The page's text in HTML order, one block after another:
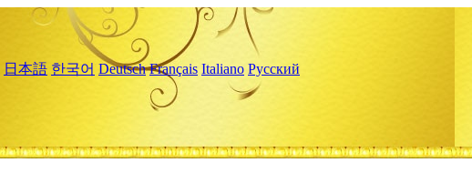
日本語 한국어 Deutsch Français Italiano Русский